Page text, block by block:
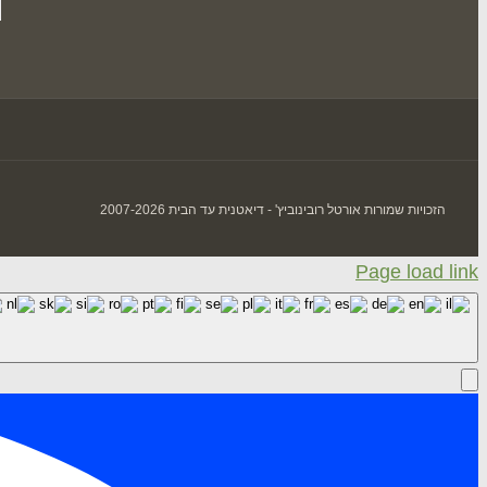
הזכויות שמורות אורטל רובינוביץ' - דיאטנית עד הבית 2007-2026
Page load link